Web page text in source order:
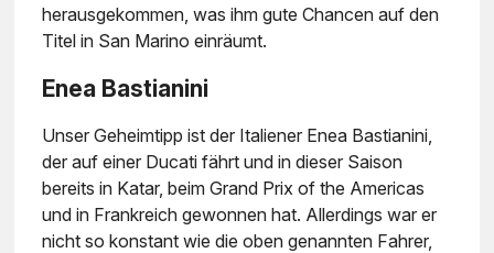
herausgekommen, was ihm gute Chancen auf den
Titel in San Marino einräumt.
Enea Bastianini
Unser Geheimtipp ist der Italiener Enea Bastianini,
der auf einer Ducati fährt und in dieser Saison
bereits in Katar, beim Grand Prix of the Americas
und in Frankreich gewonnen hat. Allerdings war er
nicht so konstant wie die oben genannten Fahrer,